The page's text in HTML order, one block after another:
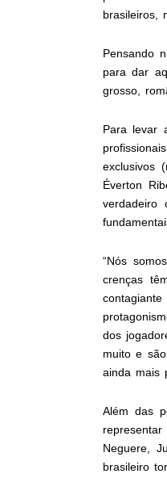
brasileiros,
Pensando
para dar
grosso,
Para levar
exclusivos
Éverton
“Nós
crenças
dos
muito e
ainda mais
Além das
Neguere,
brasileiro